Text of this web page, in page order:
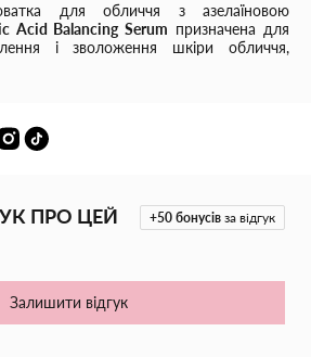
для обличчя з азелаїновою
Acid Balancing Serum призначена для
і зволоження шкіри обличчя,
протизапальну та
Сироватка підходить для проблемної,
для профілактики і лікування
емульсії, яка легко розподіляється на
+50 бонусів за відгук
ПРО ЦЕЙ
Залишити відгук